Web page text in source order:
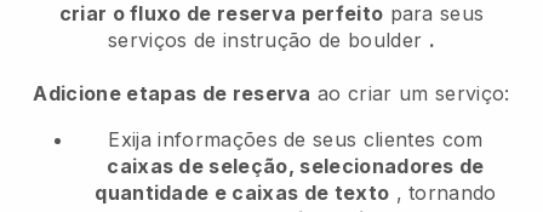
criar o fluxo de reserva perfeito para seus
serviços de instrução de boulder .
Adicione etapas de reserva ao criar um serviço:
Exija informações de seus clientes com
caixas de seleção, selecionadores de
quantidade e caixas de texto , tornando